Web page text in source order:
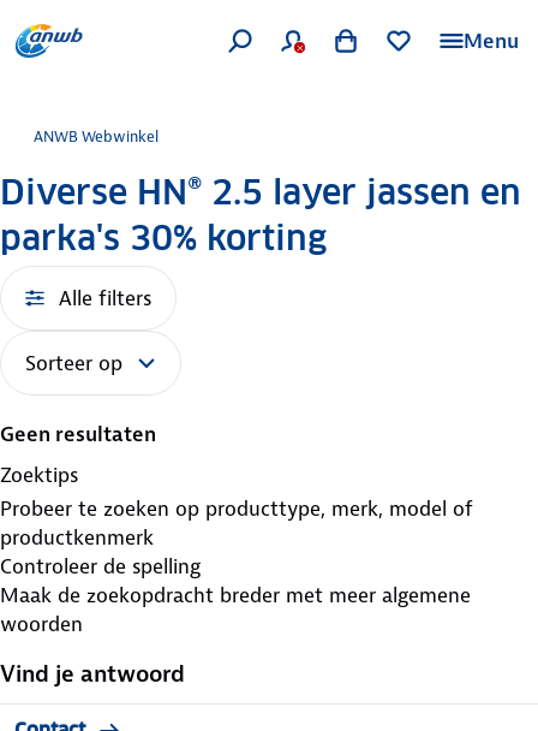
Menu
ANWB Webwinkel
Diverse HN® 2.5 layer jassen en
parka's 30% korting
Alle filters
Sorteer op
Geen resultaten
Zoektips
Probeer te zoeken op producttype, merk, model of
productkenmerk
Controleer de spelling
Maak de zoekopdracht breder met meer algemene
woorden
Vind je antwoord